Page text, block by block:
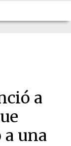
a
una